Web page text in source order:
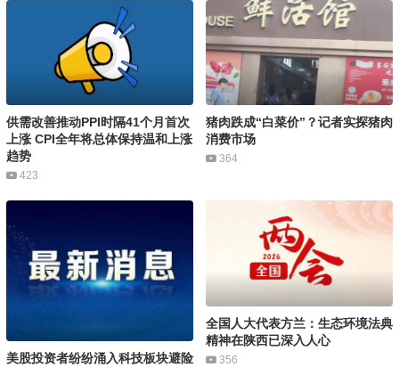
供需改善推动PPI时隔41个月首次
上涨 CPI全年将总体保持温和上涨
趋势
423
猪肉跌成“白菜价”？记者实探猪肉
消费市场
364
美股投资者纷纷涌入科技板块避险
全国人大代表方兰：生态环境法典
精神在陕西已深入人心
356